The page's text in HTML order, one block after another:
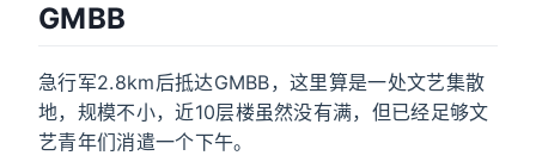
GMBB
急行军2.8km后抵达GMBB，这里算是一处文艺集散
地，规模不小，近10层楼虽然没有满，但已经足够文
艺青年们消遣一个下午。